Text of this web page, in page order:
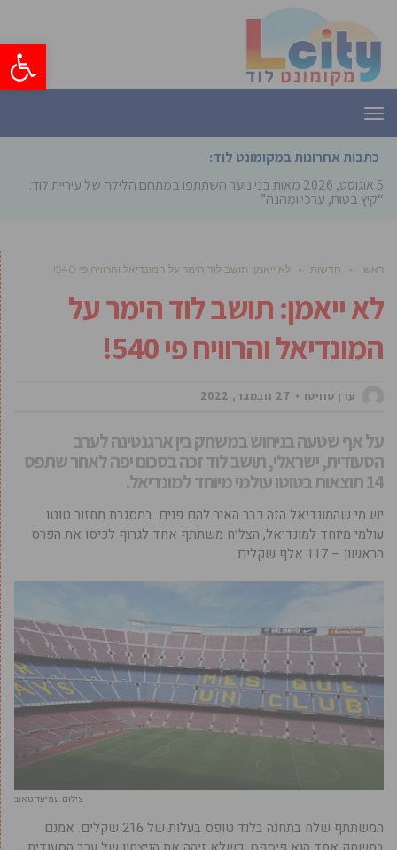
פתח
תפריט
כתבות אחרונות במקומונט לוד:
5 אוגוסט, 2026
מאות בני נוער השתתפו במתחם הלילה של עיריית לוד:
“קיץ בטוח, ערכי ומהנה”
ראשי » חדשות » לא ייאמן: תושב לוד הימר על המונדיאל והרוויח פי 540!
לא ייאמן: תושב לוד הימר על
המונדיאל והרוויח פי 540!
ערן טוויטו 27 נובמבר, 2022
על אף שטעה בניחוש במשחק בין ארגנטינה לערב
הסעודית, ישראלי, תושב לוד זכה בסכום יפה לאחר שתפס
14 תוצאות בטוטו עולמי מיוחד למונדיאל.
יש מי שהמונדיאל הזה כבר האיר להם פנים. במסגרת מחזור טוטו
עולמי מיוחד למונדיאל, הצליח משתתף אחד לגרוף לכיסו את הפרס
הראשון – 117 אלף שקלים.
צילום.עמיעד טאוב
המשתתף שלח בתחנה בלוד טופס בעלות של 216 שקלים. אמנם